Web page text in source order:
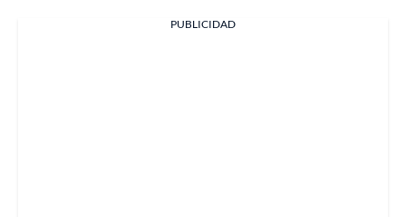
PUBLICIDAD